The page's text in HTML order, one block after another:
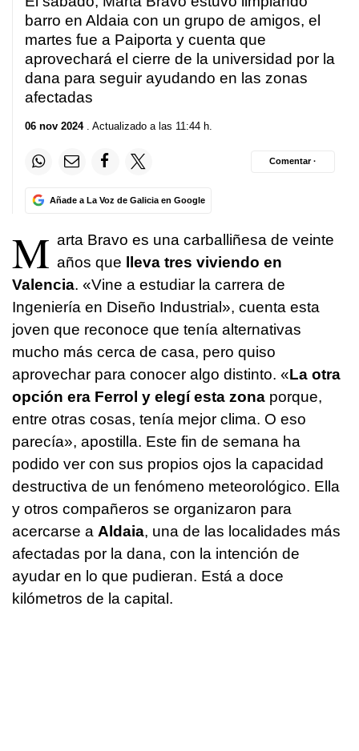
barro en Aldaia con un grupo de amigos, el
martes fue a Paiporta y cuenta que
aprovechará el cierre de la universidad por la
dana para seguir ayudando en las zonas
afectadas
06 nov 2024. Actualizado a las 11:44 h.
Añade a La Voz de Galicia en Google
Comentar ·
M arta Bravo es una carballiñesa de veinte
años que lleva tres viviendo en
Valencia. «Vine a estudiar la carrera de
Ingeniería en Diseño Industrial», cuenta esta
joven que reconoce que tenía alternativas
mucho más cerca de casa, pero quiso
aprovechar para conocer algo distinto. «La otra
opción era Ferrol y elegí esta zona porque,
entre otras cosas, tenía mejor clima. O eso
parecía», apostilla. Este fin de semana ha
podido ver con sus propios ojos la capacidad
destructiva de un fenómeno meteorológico. Ella
y otros compañeros se organizaron para
acercarse a Aldaia, una de las localidades más
afectadas por la dana, con la intención de
ayudar en lo que pudieran. Está a doce
kilómetros de la capital.